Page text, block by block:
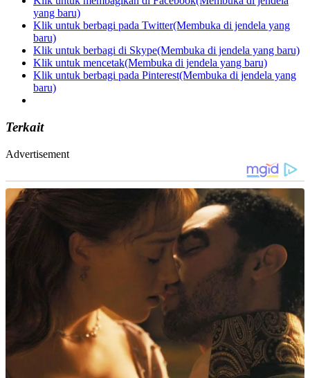
yang baru)
Klik untuk berbagi pada Twitter(Membuka di jendela yang
baru)
Klik untuk berbagi di Skype(Membuka di jendela yang baru)
Klik untuk mencetak(Membuka di jendela yang baru)
Klik untuk berbagi pada Pinterest(Membuka di jendela yang
baru)
Terkait
Advertisement